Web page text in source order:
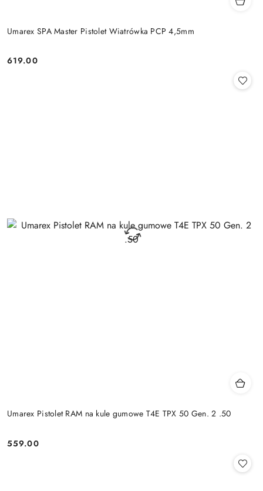
Umarex SPA Master Pistolet Wiatrówka PCP 4,5mm
Cena:
619.00
Umarex Pistolet RAM na kule gumowe T4E TPX 50 Gen. 2 .50
Cena:
559.00